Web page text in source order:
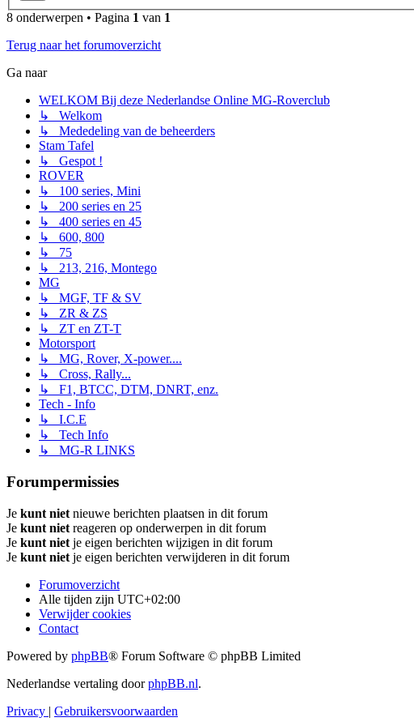
8 onderwerpen • Pagina 1 van 1
Terug naar het forumoverzicht
Ga naar
WELKOM Bij deze Nederlandse Online MG-Roverclub
↳ Welkom
↳ Mededeling van de beheerders
Stam Tafel
↳ Gespot !
ROVER
↳ 100 series, Mini
↳ 200 series en 25
↳ 400 series en 45
↳ 600, 800
↳ 75
↳ 213, 216, Montego
MG
↳ MGF, TF & SV
↳ ZR & ZS
↳ ZT en ZT-T
Motorsport
↳ MG, Rover, X-power....
↳ Cross, Rally...
↳ F1, BTCC, DTM, DNRT, enz.
Tech - Info
↳ I.C.E
↳ Tech Info
↳ MG-R LINKS
Forumpermissies
Je kunt niet nieuwe berichten plaatsen in dit forum
Je kunt niet reageren op onderwerpen in dit forum
Je kunt niet je eigen berichten wijzigen in dit forum
Je kunt niet je eigen berichten verwijderen in dit forum
Forumoverzicht
Alle tijden zijn UTC+02:00
Verwijder cookies
Contact
Powered by phpBB® Forum Software © phpBB Limited
Nederlandse vertaling doorphpBB.nl.
Privacy | Gebruikersvoorwaarden